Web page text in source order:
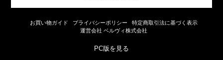
お買い物ガイド プライバシーポリシー
特定商取引法に基づく表示
運営会社 ベルヴィ株式会社
PC版を見る